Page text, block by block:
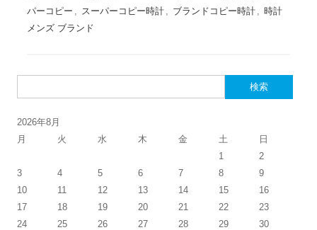
パーコピー , スーパーコピー時計 , ブランドコピー時計 , 時計
メンズ ブランド
2026年8月
月
火 水 木 金 土 日
1
2
3
4 5 6 7 8
9
10
11 12 13 14 15
16
17
18 19 20 21 22
23
24
25 26 27 28 29
30